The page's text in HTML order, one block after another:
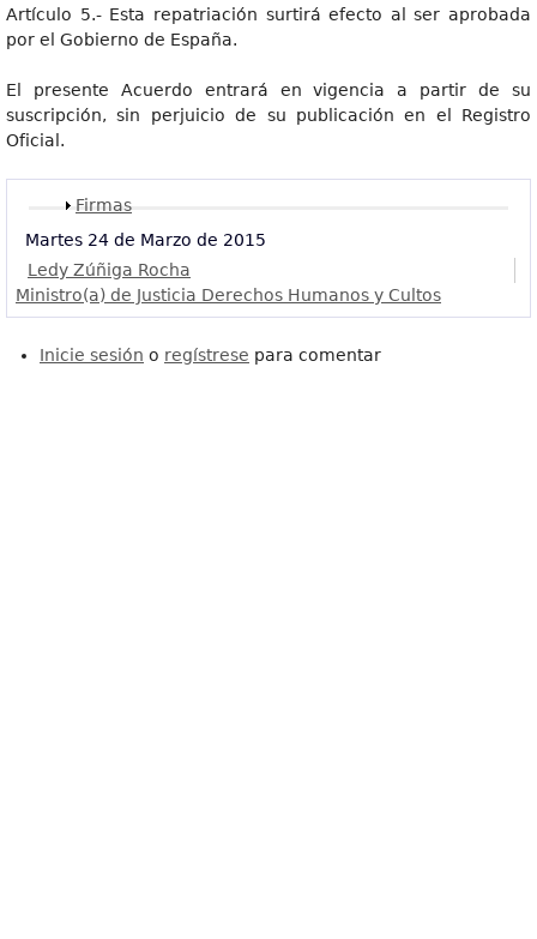
Artículo 5.- Esta repatriación surtirá efecto al ser aprobada
por el Gobierno de España.
El presente Acuerdo entrará en vigencia a partir de su
suscripción, sin perjuicio de su publicación en el Registro
Oficial.
Mostrar
Firmas
Martes 24 de Marzo de 2015
Ledy Zúñiga Rocha
Ministro(a) de Justicia Derechos Humanos y Cultos
Inicie sesión o regístrese para comentar